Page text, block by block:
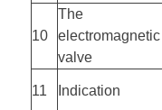
10
The
electromagnetic
valve
11 Indication